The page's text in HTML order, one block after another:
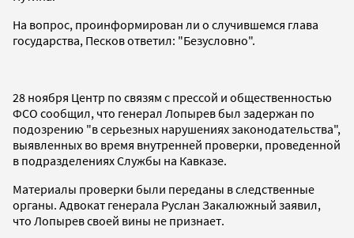
На вопрос, проинформирован ли о случившемся глава
государства, Песков ответил: "Безусловно".
28 ноября Центр по связям с прессой и общественностью
ФСО сообщил, что генерал Лопырев был задержан по
подозрению "в серьезных нарушениях законодательства",
выявленных во время внутренней проверки, проведенной
в подразделениях Службы на Кавказе.
Материалы проверки были переданы в следственные
органы. Адвокат генерала Руслан Закалюжный заявил,
что Лопырев своей вины не признает.